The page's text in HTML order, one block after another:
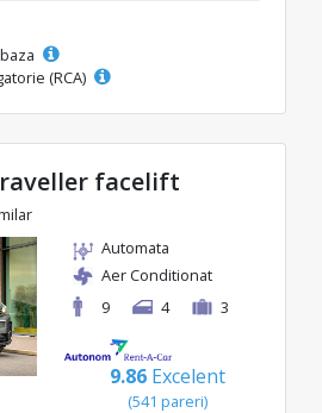
(RCA)
facelift
Automata
Aer Conditionat
9
4 3
9.86 Excelent
(541 pareri)